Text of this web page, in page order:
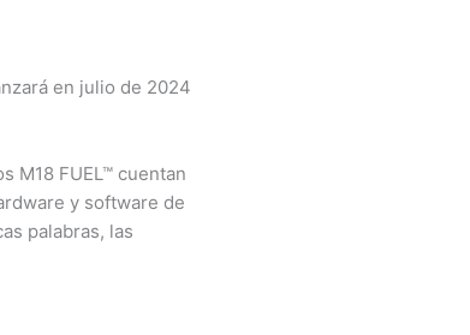
en julio de 2024
M18 FUEL™ cuentan
y software de
palabras, las